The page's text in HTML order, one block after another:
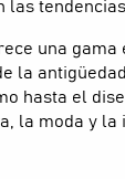
las
una gama
la
hasta el
la moda y la